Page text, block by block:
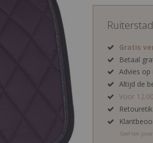
Gratis
Betaal
Advies op
Altijd de
Voor
Geef ook